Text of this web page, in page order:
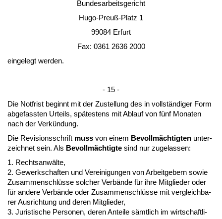
Bun­des­ar­beits­ge­richt
Hu­go-Preuß-Platz 1
99084 Er­furt
Fax: 0361 2636 2000
ein­ge­legt wer­den.
- 15 -
Die Not­frist be­ginnt mit der Zu­stel­lung des in vollständi­ger Form
ab­ge­fass­ten Ur­teils, spätes­tens mit Ab­lauf von fünf Mo­na­ten
nach der Verkündung.
Die Re­vi­si­ons­schrift muss von ei­nem Be­vollmäch­tig­ten un­ter­
zeich­net sein. Als Be­vollmäch­tig­te sind nur zu­ge­las­sen:
1. Rechts­anwälte,
2. Ge­werk­schaf­ten und Ver­ei­ni­gun­gen von Ar­beit­ge­bern so­wie
Zu­sam­men­schlüsse sol­cher Verbände für ih­re Mit­glie­der oder
für an­de­re Verbände oder Zu­sam­men­schlüsse mit ver­gleich­ba­
rer Aus­rich­tung und de­ren Mit­glie­der,
3. Ju­ris­ti­sche Per­so­nen, de­ren An­tei­le sämt­lich im wirt­schaft­li­